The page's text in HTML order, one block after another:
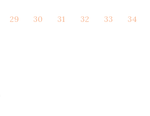
Tham vấn Interlink
29 30 31 32 33 34